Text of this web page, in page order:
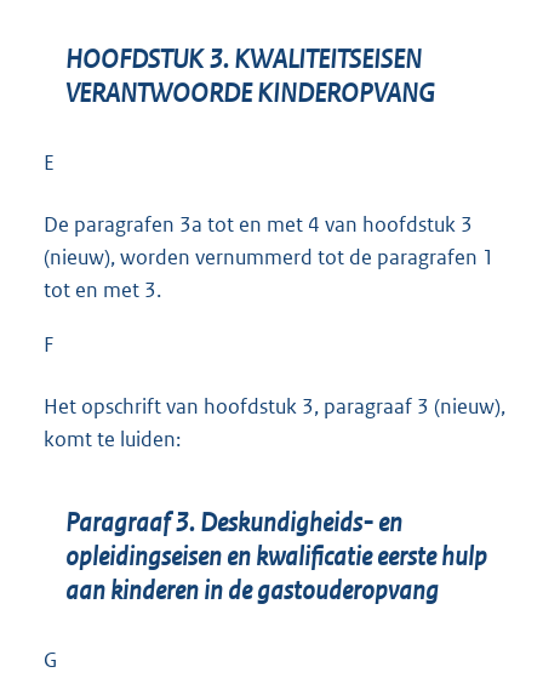
HOOFDSTUK 3. KWALITEITSEISEN
VERANTWOORDE KINDEROPVANG
E
De paragrafen 3a tot en met 4 van hoofdstuk 3
(nieuw), worden vernummerd tot de paragrafen 1
tot en met 3.
F
Het opschrift van hoofdstuk 3, paragraaf 3 (nieuw),
komt te luiden:
Paragraaf 3. Deskundigheids- en
opleidingseisen en kwalificatie eerste hulp
aan kinderen in de gastouderopvang
G